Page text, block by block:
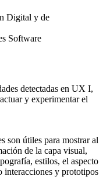
Digital y de
Software
detectadas en UX I,
y experimentar el
son útiles para mostrar al
de la capa visual,
estilos, el aspecto
interacciones y prototipos